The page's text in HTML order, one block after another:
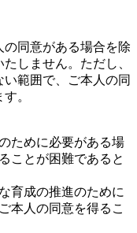
同意がある場合を除
しません。ただし、
範囲で、ご本人の同
。
ために必要がある場
ことが困難であると
育成の推進のために
本人の同意を得るこ